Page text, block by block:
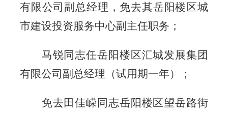
有限公司副总经理，免去其岳阳楼区城
市建设投资服务中心副主任职务；
马锐同志任岳阳楼区汇城发展集团
有限公司副总经理（试用期一年）；
免去田佳嵘同志岳阳楼区望岳路街